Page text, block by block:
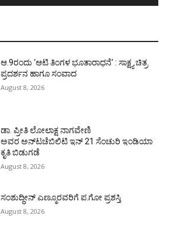
ಆ.9ರಂದು ‘ಆಟಿ ತಿಂಗಳ ಭೂತಾರಾಧನೆ’ : ಸಾಕ್ಷ್ಯ ಚಿತ್ರ
ಪ್ರದರ್ಶನ ಹಾಗೂ ಸಂವಾದ
August 8, 2026
ಡಾ. ಪ್ರೀತಿ ಲೋಲಾಕ್ಷ ನಾಗವೇಣಿ
ಅವರ ಅನ್‌ಟಚೆಬಿಲಿಟಿ ಇನ್ 21 ಸೆಂಚುರಿ ಇಂಡಿಯಾ
ಕೃತಿ ಬಿಡುಗಡೆ
August 8, 2026
ಸಂಶುದ್ಧೀನ್ ಎಣ್ಮೂರವರಿಗೆ ಪ.ಗೋ ಪ್ರಶಸ್ತಿ
August 8, 2026